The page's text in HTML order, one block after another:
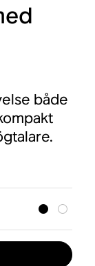
både